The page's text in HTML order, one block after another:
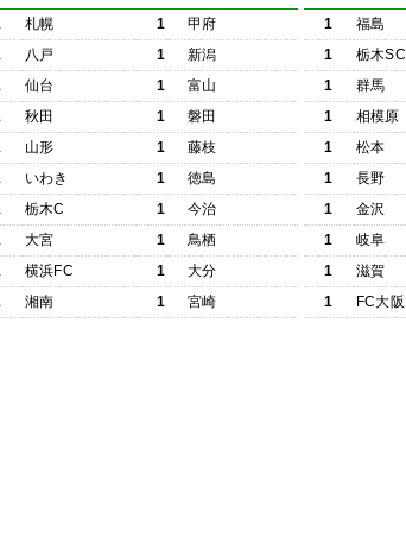
札幌 1
甲府
八戸 1
新潟
仙台 1
富山
秋田 1
磐田
山形 1
藤枝
いわき 1
徳島
栃木C 1
今治
大宮 1
鳥栖
横浜FC 1
大分
湘南 1 宮崎
1 福島
1
栃木SC
1
群馬
1
相模原
1
松本
1
長野
1
金沢
1
岐阜
1
滋賀
1
FC大阪